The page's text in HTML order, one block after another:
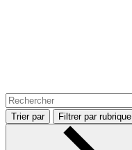
Trier par Filtrer par rubrique